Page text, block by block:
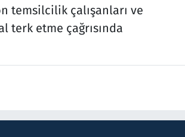
temsilcilik çalışanları ve
terk etme çağrısında